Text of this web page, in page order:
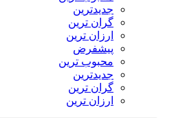
جدیدترین
گران ترین
ارزان ترین
پیشفرض
محبوب ترین
جدیدترین
گران ترین
ارزان ترین